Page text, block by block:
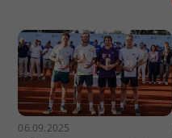
06.09.2025